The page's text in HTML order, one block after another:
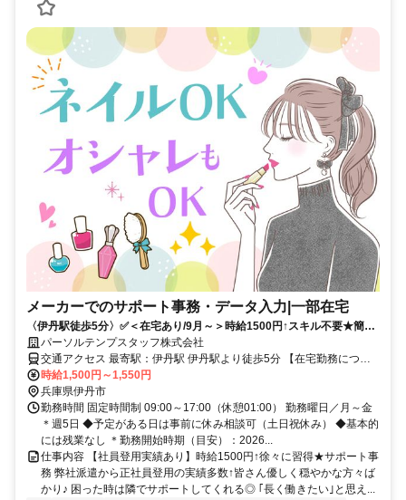
メーカーでのサポート事務・データ入力|一部在宅
〈伊丹駅徒歩5分〉✅️＜在宅あり/9月～＞時給1500円↑スキル不要★簡単
サポート事務♪
パーソルテンプスタッフ株式会社
交通アクセス 最寄駅：伊丹駅 伊丹駅より徒歩5分 【在宅勤務につい
時給1,500円～1,550円
兵庫県伊丹市
勤務時間 固定時間制 09:00～17:00（休憩01:00） 勤務曜日／月～金
＊週5日 ◆予定がある日は事前に休み相談可（土日祝休み） ◆基本的
には残業なし ＊勤務開始時期（目安）：2026...
仕事内容 【社員登用実績あり】時給1500円↑徐々に習得★サポート事
務 弊社派遣から正社員登用の実績多数↑皆さん優しく穏やかな方々ば
かり♪ 困った時は隣でサポートしてくれる◎ ｢長く働きたい｣と思え...